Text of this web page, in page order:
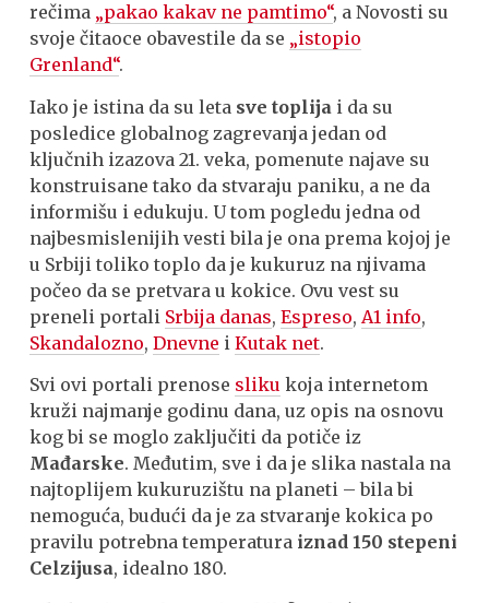
rečima „pakao kakav ne pamtimo“, a Novosti su
svoje čitaoce obavestile da se „istopio
Grenland“.
Iako je istina da su leta sve toplija i da su
posledice globalnog zagrevanja jedan od
ključnih izazova 21. veka, pomenute najave su
konstruisane tako da stvaraju paniku, a ne da
informišu i edukuju. U tom pogledu jedna od
najbesmislenijih vesti bila je ona prema kojoj je
u Srbiji toliko toplo da je kukuruz na njivama
počeo da se pretvara u kokice. Ovu vest su
preneli portali Srbija danas,Espreso, A1 info,
Skandalozno,Dnevne iKutak net.
Svi ovi portali prenose sliku koja internetom
kruži najmanje godinu dana, uz opis na osnovu
kog bi se moglo zaključiti da potiče iz
Mađarske. Međutim, sve i da je slika nastala na
najtoplijem kukuruzištu na planeti – bila bi
nemoguća, budući da je za stvaranje kokica po
pravilu potrebna temperatura iznad 150 stepeni
Celzijusa, idealno 180.